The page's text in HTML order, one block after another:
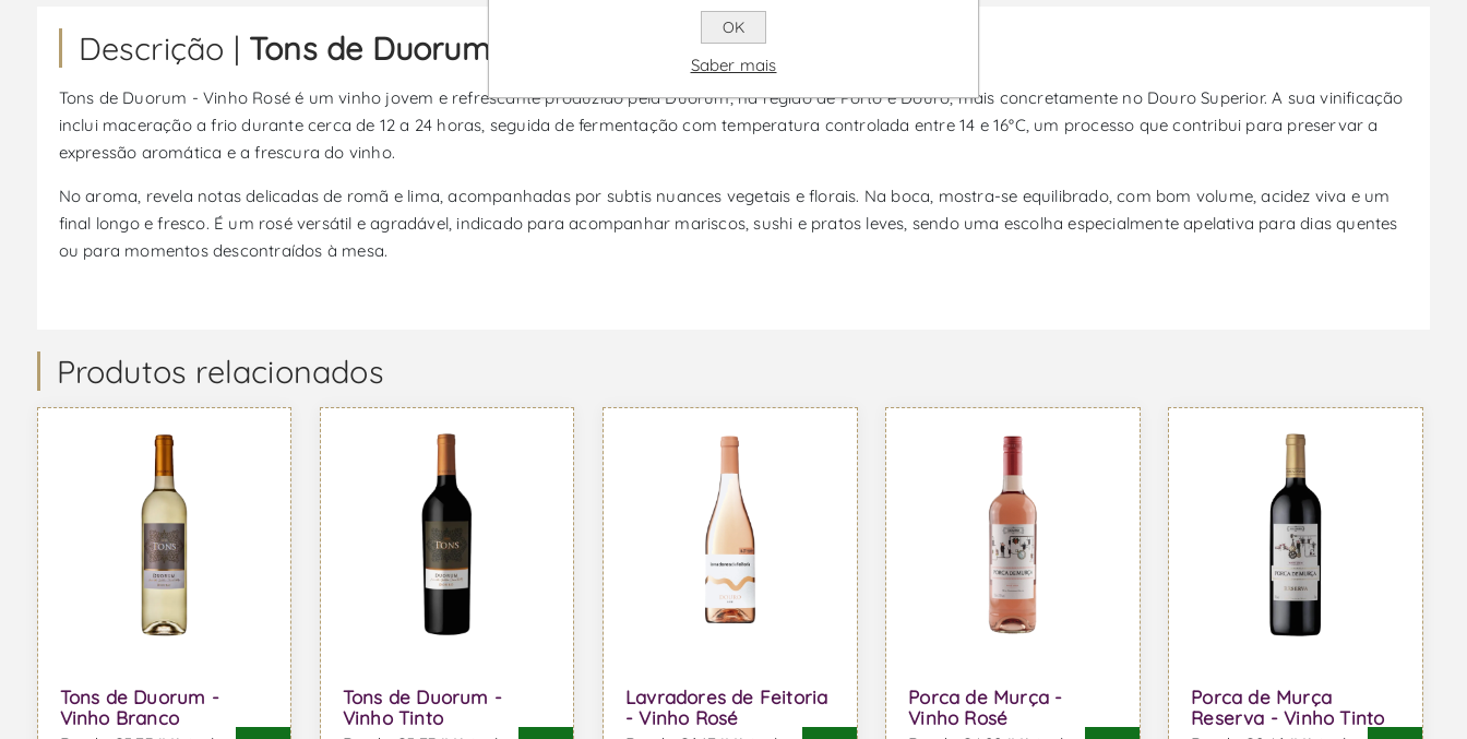
Descrição | Tons de Duorum - Vinho Rosé
Tons de Duorum - Vinho Rosé é um vinho jovem e refrescante produzido pela Duorum, na região de Porto e Douro, mais concretamente no Douro Superior. A sua vinificação
inclui maceração a frio durante cerca de 12 a 24 horas, seguida de fermentação com temperatura controlada entre 14 e 16°C, um processo que contribui para preservar a
expressão aromática e a frescura do vinho.
No aroma, revela notas delicadas de romã e lima, acompanhadas por subtis nuances vegetais e florais. Na boca, mostra-se equilibrado, com bom volume, acidez viva e um
final longo e fresco. É um rosé versátil e agradável, indicado para acompanhar mariscos, sushi e pratos leves, sendo uma escolha especialmente apelativa para dias quentes
ou para momentos descontraídos à mesa.
Produtos relacionados
Tons de Duorum -
Vinho Branco
Tons de Duorum -
Vinho Tinto
Lavradores de Feitoria
- Vinho Rosé
Porca de Murça -
Vinho Rosé
Porca de Murça
Reserva - Vinho Tinto
OK
Saber mais